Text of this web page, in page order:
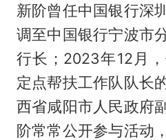
新阶曾任中国银行深
调至中国银行宁波市
行长；2023年12月
定点帮扶工作队队长
西省咸阳市人民政府
阶常常公开参与活动